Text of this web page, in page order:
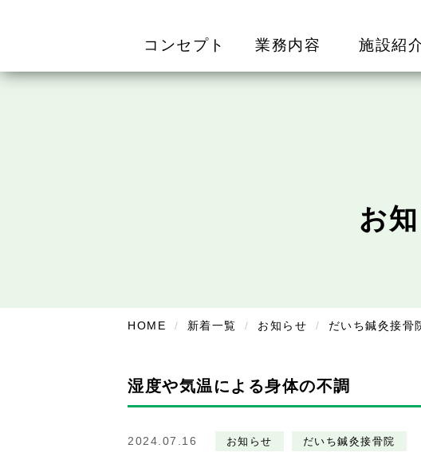
コンセプト 業務内容 施設紹
お
HOME 新着一覧 お知らせ だいち鍼灸接骨
湿度や気温による身体の不調
2024.07.16 お知らせ だいち鍼灸接骨院